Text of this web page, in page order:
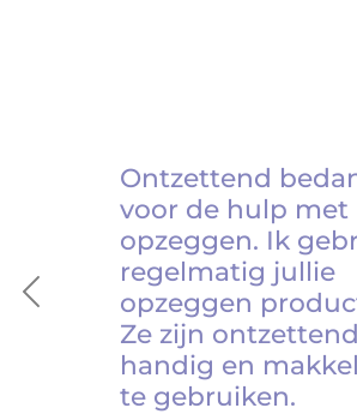
Previous
Ontzettend
voor de hulp met
opzeggen. Ik
regelmatig jullie
opzeggen
Ze zijn ontzettend
handig en
te gebruiken.